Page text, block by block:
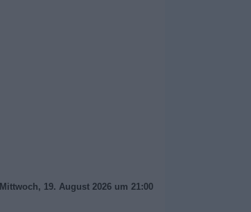
Mittwoch, 19. August 2026 um 21:00